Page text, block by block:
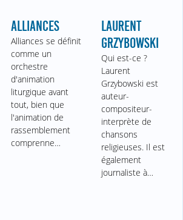
ALLIANCES
Alliances se définit
comme un
orchestre
d'animation
liturgique avant
tout, bien que
l'animation de
rassemblement
comprenne…
LAURENT
GRZYBOWSKI
Qui est-ce ?
Laurent
Grzybowski est
auteur-
compositeur-
interprète de
chansons
religieuses. Il est
également
journaliste à…